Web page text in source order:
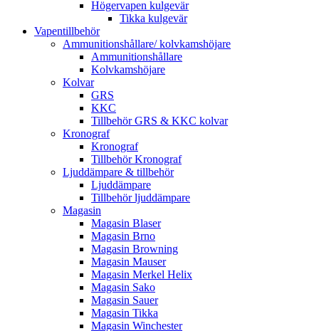
Högervapen kulgevär
Tikka kulgevär
Vapentillbehör
Ammunitionshållare/ kolvkamshöjare
Ammunitionshållare
Kolvkamshöjare
Kolvar
GRS
KKC
Tillbehör GRS & KKC kolvar
Kronograf
Kronograf
Tillbehör Kronograf
Ljuddämpare & tillbehör
Ljuddämpare
Tillbehör ljuddämpare
Magasin
Magasin Blaser
Magasin Brno
Magasin Browning
Magasin Mauser
Magasin Merkel Helix
Magasin Sako
Magasin Sauer
Magasin Tikka
Magasin Winchester